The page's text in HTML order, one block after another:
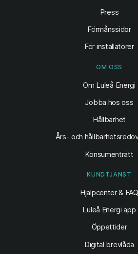
Press
Förmånssidor
För installatörer
OM OSS
Om Luleå Energi
Jobba hos oss
Hållbarhet
Års- och
Konsumenträtt
KUNDTJÄNST
Hjälpcenter & FAQ
Luleå Energi app
Öppettider
Digital brevlåda